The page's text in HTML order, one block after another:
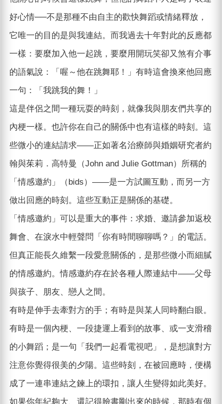
好心情──不是那種不由自主的歡快舞蹈或情緒釋放，
它唯一的目的是與我連結。而我過去十年對此的反應都
一樣：要麼加入他一起跳，要麼用開玩笑卻又煞有介事
的語氣說：「喔～他在跳舞耶！」有時這會換來他回應
一句：「我跳我的舞！」
這是伴侶之間一種玩耍的時刻，就像我與朋友們共享的
內梗一樣。也許你在自己的關係中也有這樣的時刻。這
些微小的連結請求——正如著名治療師與婚姻研究者約
翰與茱莉．高特曼（John and Julie Gottman）所稱的
「情感邀約」（bids）——是一方試圖互動，而另一方
做出回應的時刻。這些互動正是關係的基礎。
「情感邀約」可以是重大的事件：求婚、邀請參加返校
舞會、在淚水中輕聲問「你有時間聊聊嗎？」的電話。
但真正能長久維繫一段愛意關係的，是那些微小而細膩
的情感邀約。情感邀約存在於各種人際連結中——父母
與孩子、朋友、戀人之間。
有時是伸手去牽對方的手；有時是與某人同時翻白眼。
有時是一個內梗、一段捷運上看到的故事、或一支滑稽
的小舞蹈；是一句「我們一起看電視吧」，是想讓對方
注意你覺得很美的夕陽。這些時刻，在被回應時，便構
成了一連串連結之鍊上的環扣，讓人生變得如此美好。
如果你年紀夠大、還記得臉書剛出來的時候，那時有個